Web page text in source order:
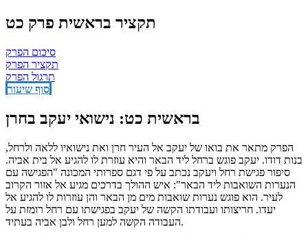
תקציר בראשית פרק כט
סיכום הפרק
תקציר הפרק
תרגול הפרק
סוף שיעור
בראשית כט: נישואי יעקב בחרן
הפרק מתאר את בואו של יעקב אל העיר חרן ואת נישואיו ללאה ולרחל,
בנות דודו. יעקב פוגש ברחל ליד הבאר והיא עוזרת לו להגיע אל בית אביה.
סיפור פגישת רחל ויעקב נכתב על פי דגם ספרותי המכונה "הפגישה עם
הנערות השואבות ליד הבאר": איש ההולך בדרכים מגיע אל אזור הקרוב
לעיר. הוא פוגש נערות שואבות מים מן הבאר והן עוזרות לו להגיע אל
יעדו. חריצותו ועבודתו הקשה של יעקב בפגישתו עם רחל רומזת על
העבודה הקשה למען רחל ולבן אביה בעתיד.